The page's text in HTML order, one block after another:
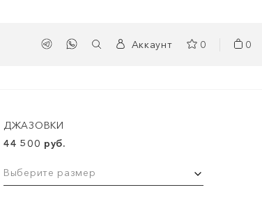
Аккаунт 0 0
ДЖАЗОВКИ
44 500 руб.
Выберите размер